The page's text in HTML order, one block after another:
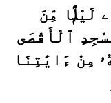
لَيْلًۭا مِّنَ
ٱلْأَقْصَى
مِنْ ءَايَٰتِنَا